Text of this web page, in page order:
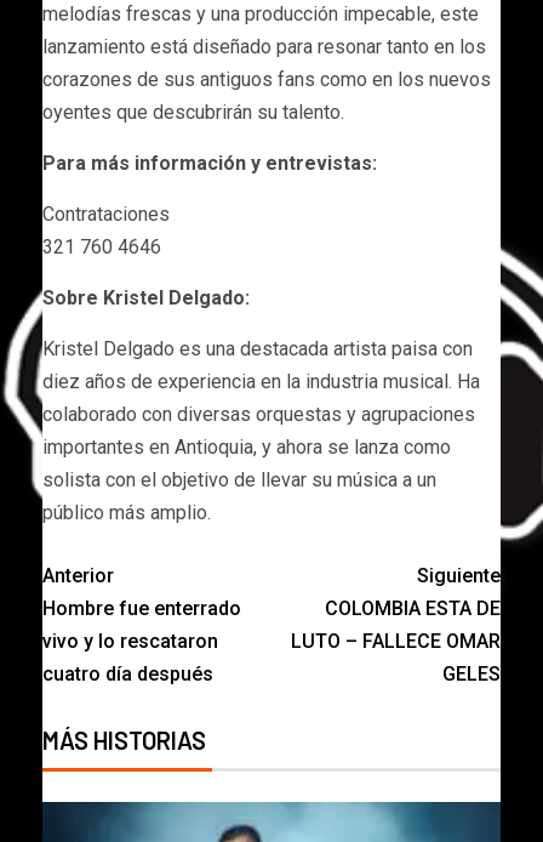
melodías frescas y una producción impecable, este
lanzamiento está diseñado para resonar tanto en los
corazones de sus antiguos fans como en los nuevos
oyentes que descubrirán su talento.
Para más información y entrevistas:
Contrataciones
321 760 4646
Sobre Kristel Delgado:
Kristel Delgado es una destacada artista paisa con
diez años de experiencia en la industria musical. Ha
colaborado con diversas orquestas y agrupaciones
importantes en Antioquia, y ahora se lanza como
solista con el objetivo de llevar su música a un
público más amplio.
Anterior
Hombre fue enterrado
vivo y lo rescataron
cuatro día después
Siguiente
COLOMBIA ESTA DE
LUTO – FALLECE OMAR
GELES
MÁS HISTORIAS